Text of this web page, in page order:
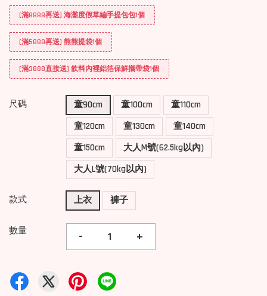
[滿8888再送] 海灘度假草編手提包包1個
[滿5888再送] 熊熊提袋1個
[滿3888直接送] 飲料內裡鋁箔保鮮攜帶袋1個
尺碼 童90cm 童100cm
童110cm
童120cm
童130cm
童140cm
童150cm
大人M號(62.5kg以內)
大人L號(70kg以內)
款式 上衣 褲子
數量 - +